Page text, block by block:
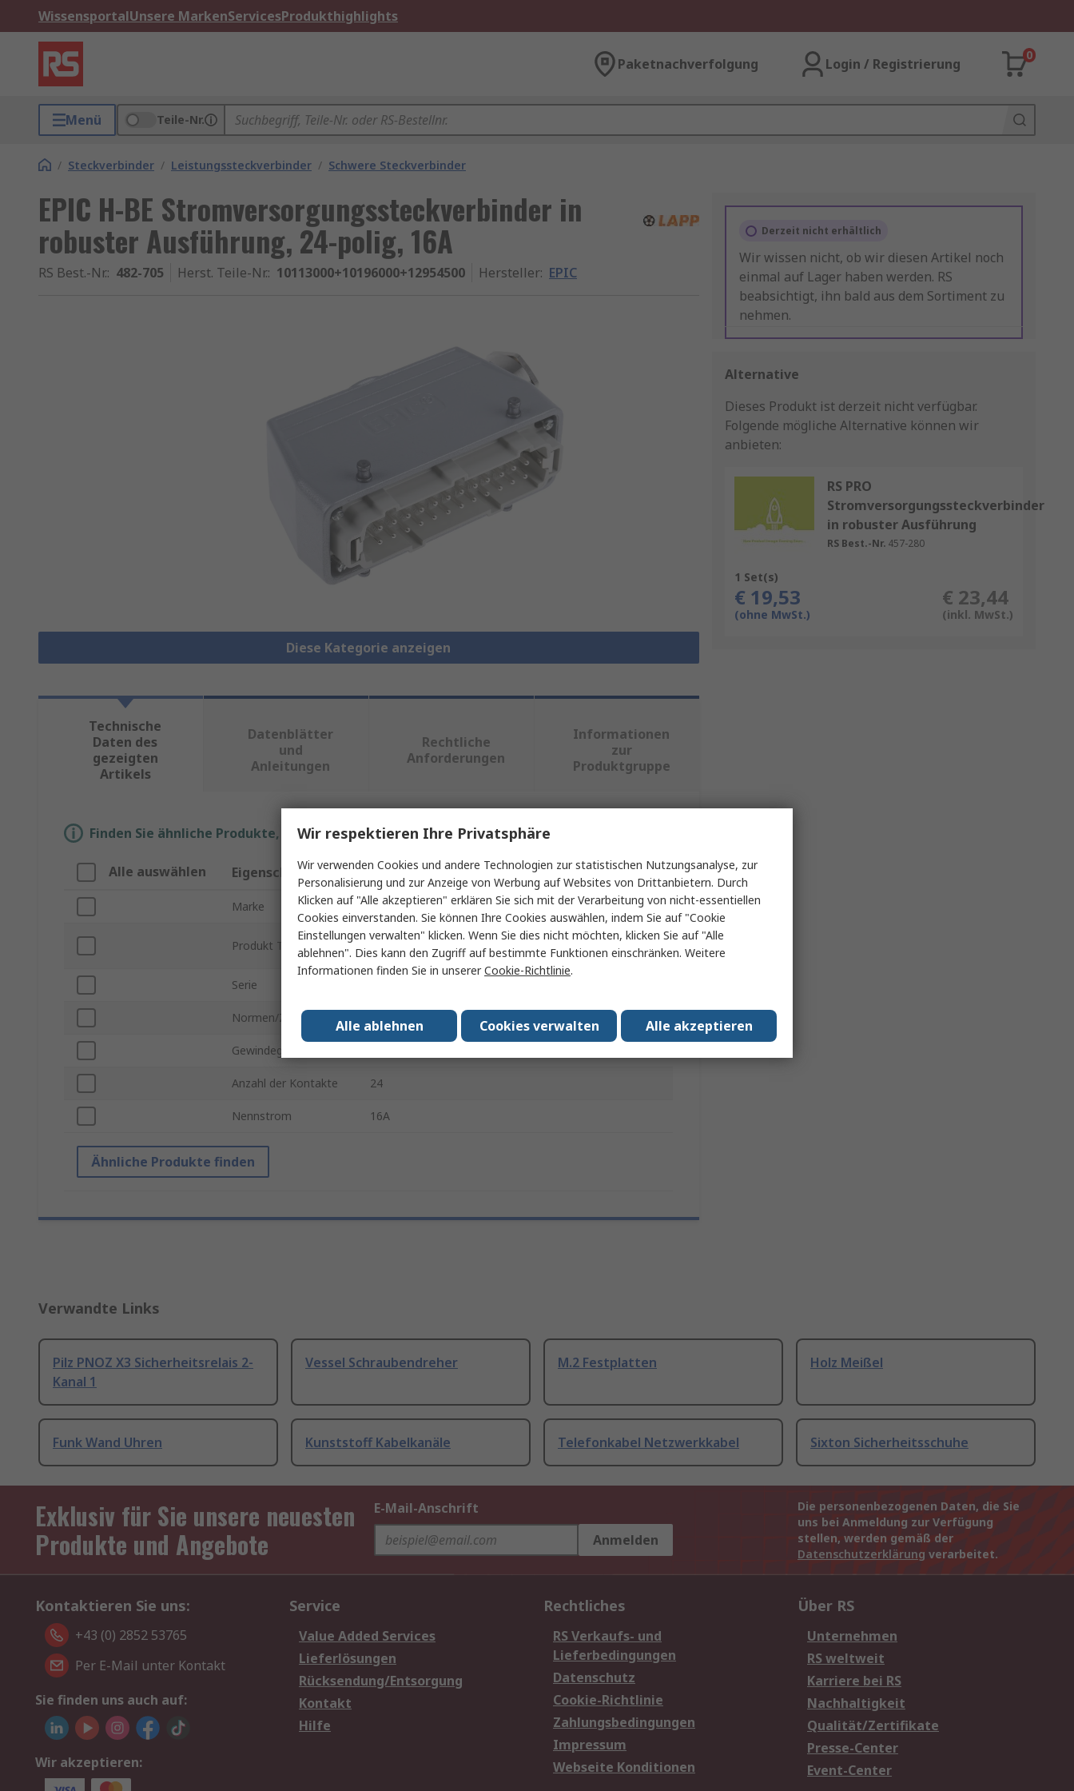
WissensportalUnsere MarkenServicesProdukthighlights
Paketnachverfolgung Login / Registrierung
0
Menü Teile-Nr.
/ Steckverbinder / Leistungssteckverbinder / Schwere Steckverbinder
EPIC H-BE Stromversorgungssteckverbinder in
robuster Ausführung, 24-polig, 16A
RS Best.-Nr.: 482-705 Herst. Teile-Nr.: 10113000+10196000+12954500 Hersteller: EPIC
Diese Kategorie anzeigen
Derzeit nicht erhältlich
Wir wissen nicht, ob wir diesen Artikel noch
einmal auf Lager haben werden. RS
beabsichtigt, ihn bald aus dem Sortiment zu
nehmen.
Alternative
Dieses Produkt ist derzeit nicht verfügbar.
Folgende mögliche Alternative können wir
anbieten:
RS PRO
Stromversorgungssteckverbinder
in robuster Ausführung
RS Best.-Nr. 457-280
1 Set(s)
€ 19,53
(ohne MwSt.)
€ 23,44
(inkl. MwSt.)
Technische
Daten des
gezeigten
Artikels
Datenblätter
und
Anleitungen
Rechtliche
Anforderungen
Informationen
zur
Produktgruppe
Finden Sie ähnliche Produkte, indem Sie ein oder mehrere Eigenschaften auswählen.
Alle auswählen Eigenschaft Wert
Marke EPIC
Produkt Typ
Stromversorgungssteckverbinder in robuster
Ausführung
Serie
Normen/Zulassungen No
Gewindegröße
Anzahl der Kontakte 24
Nennstrom 16A
Ähnliche Produkte finden
Verwandte Links
Pilz PNOZ X3 Sicherheitsrelais 2-
Kanal 1
Vessel Schraubendreher M.2 Festplatten Holz Meißel
Funk Wand Uhren Kunststoff Kabelkanäle Telefonkabel Netzwerkkabel Sixton Sicherheitsschuhe
Exklusiv für Sie unsere neuesten
Produkte und Angebote
E-Mail-Anschrift
Anmelden
Die personenbezogenen Daten, die Sie
uns bei Anmeldung zur Verfügung
stellen, werden gemäß der
Datenschutzerklärung verarbeitet.
Kontaktieren Sie uns:
+43 (0) 2852 53765
Per E-Mail unter Kontakt
Sie finden uns auch auf:
Wir akzeptieren:
Service
Value Added Services
Lieferlösungen
Rücksendung/Entsorgung
Kontakt
Hilfe
Rechtliches
RS Verkaufs- und
Lieferbedingungen
Datenschutz
Cookie-Richtlinie
Zahlungsbedingungen
Impressum
Webseite Konditionen
Über RS
Unternehmen
RS weltweit
Karriere bei RS
Nachhaltigkeit
Qualität/Zertifikate
Presse-Center
Event-Center
Wir respektieren Ihre Privatsphäre
Wir verwenden Cookies und andere Technologien zur statistischen Nutzungsanalyse, zur
Personalisierung und zur Anzeige von Werbung auf Websites von Drittanbietern. Durch
Klicken auf "Alle akzeptieren" erklären Sie sich mit der Verarbeitung von nicht-essentiellen
Cookies einverstanden. Sie können Ihre Cookies auswählen, indem Sie auf "Cookie
Einstellungen verwalten" klicken. Wenn Sie dies nicht möchten, klicken Sie auf "Alle
ablehnen". Dies kann den Zugriff auf bestimmte Funktionen einschränken. Weitere
Informationen finden Sie in unsererCookie-Richtlinie.
Alle akzeptieren
Cookies verwalten
Alle ablehnen